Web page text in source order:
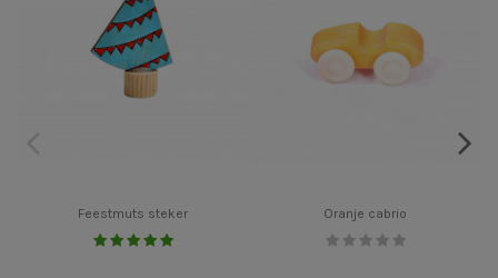
Feestmuts steker Oranje cabrio